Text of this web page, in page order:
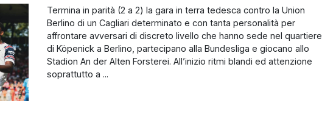
Termina in parità (2 a 2) la gara in terra tedesca contro la Union
Berlino di un Cagliari determinato e con tanta personalità per
affrontare avversari di discreto livello che hanno sede nel quartiere
di Köpenick a Berlino, partecipano alla Bundesliga e giocano allo
Stadion An der Alten Forsterei. All’inizio ritmi blandi ed attenzione
soprattutto a ...